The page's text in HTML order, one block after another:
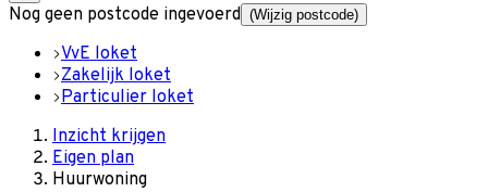
Nog geen postcode ingevoerd (Wijzig postcode)
VvE loket
Zakelijk loket
Particulier loket
Inzicht krijgen
Eigen plan
Huurwoning